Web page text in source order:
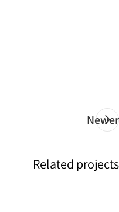
Newer
Related projects